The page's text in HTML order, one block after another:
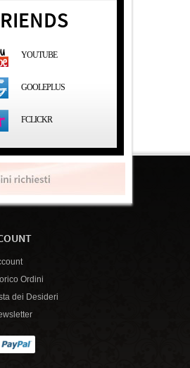
YOUTUBE
GOOLEPLUS
FCLICKR
Ordini
dei Desideri